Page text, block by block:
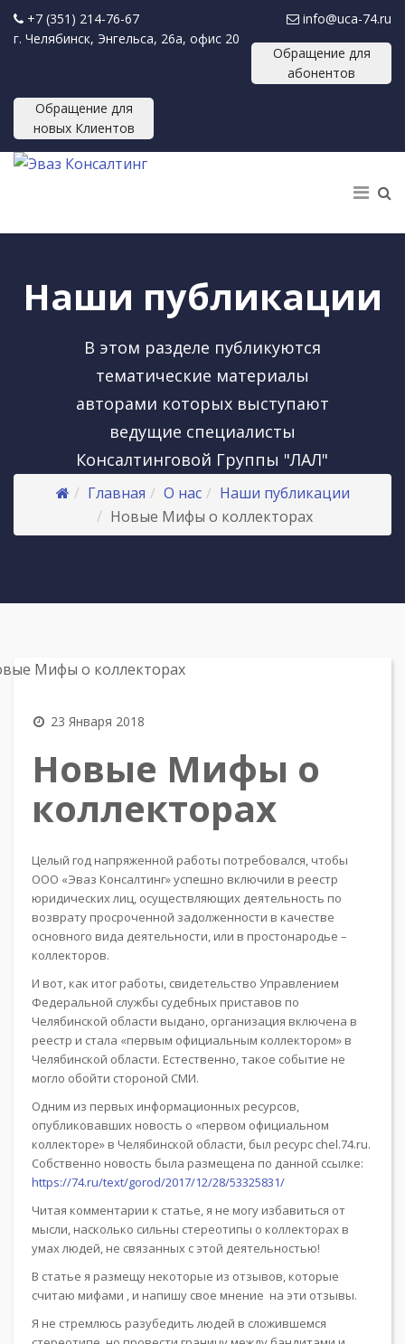
+7 (351) 214-76-67
info@uca-74.ru
г. Челябинск, Энгельса, 26а, офис 20
Обращение для
абонентов
Обращение для
новых Клиентов
Наши публикации
В этом разделе публикуются
тематические материалы
авторами которых выступают
ведущие специалисты
Консалтинговой Группы "ЛАЛ"
Главная О нас
Наши публикации
Новые Мифы о коллекторах
23 Января 2018
Новые Мифы о
коллекторах
Целый год напряженной работы потребовался, чтобы
ООО «Эваз Консалтинг» успешно включили в реестр
юридических лиц, осуществляющих деятельность по
возврату просроченной задолженности в качестве
основного вида деятельности, или в простонародье –
коллекторов.
И вот, как итог работы, свидетельство Управлением
Федеральной службы судебных приставов по
Челябинской области выдано, организация включена в
реестр и стала «первым официальным коллектором» в
Челябинской области. Естественно, такое событие не
могло обойти стороной СМИ.
Одним из первых информационных ресурсов,
опубликовавших новость о «первом официальном
коллекторе» в Челябинской области, был ресурс chel.74.ru.
Собственно новость была размещена по данной ссылке:
https://74.ru/text/gorod/2017/12/28/53325831/
Читая комментарии к статье, я не могу избавиться от
мысли, насколько сильны стереотипы о коллекторах в
умах людей, не связанных с этой деятельностью!
В статье я размещу некоторые из отзывов, которые
считаю мифами , и напишу свое мнение на эти отзывы.
Я не стремлюсь разубедить людей в сложившемся